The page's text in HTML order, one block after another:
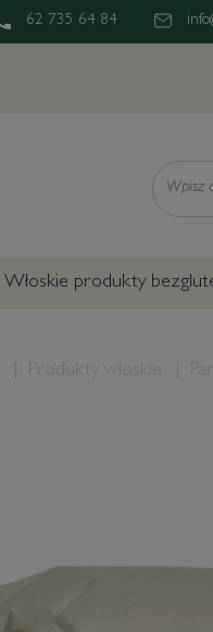
62 735 64 84
Włoskie produkty
Produkty włoskie